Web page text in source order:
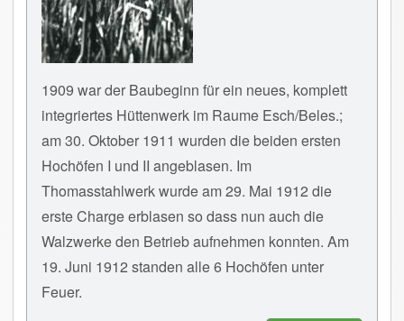
1909 war der Baubeginn für ein neues, komplett
integriertes Hüttenwerk im Raume Esch/Beles.;
am 30. Oktober 1911 wurden die beiden ersten
Hochöfen I und II angeblasen. Im
Thomasstahlwerk wurde am 29. Mai 1912 die
erste Charge erblasen so dass nun auch die
Walzwerke den Betrieb aufnehmen konnten. Am
19. Juni 1912 standen alle 6 Hochöfen unter
Feuer.